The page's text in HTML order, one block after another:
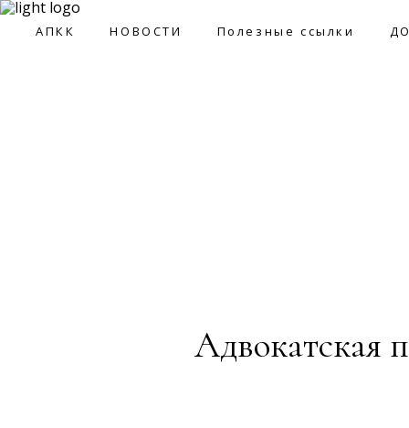
АПКК НОВОСТИ Полезные ссылки
Адвокатская